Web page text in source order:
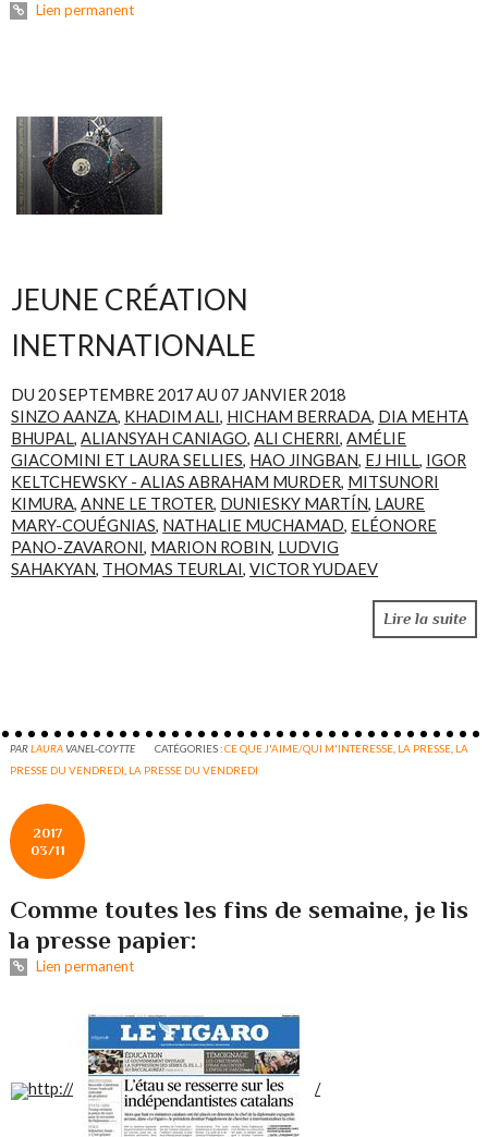
Lien permanent
JEUNE CRÉATION
INETRNATIONALE
DU20 SEPTEMBRE 2017AU07 JANVIER 2018
SINZO AANZA, KHADIM ALI, HICHAM BERRADA, DIA MEHTA
BHUPAL,ALIANSYAH CANIAGO,ALI CHERRI,AMÉLIE
GIACOMINI ET LAURA SELLIES, HAO JINGBAN, EJ HILL, IGOR
KELTCHEWSKY - ALIAS ABRAHAM MURDER, MITSUNORI
KIMURA,ANNE LE TROTER, DUNIESKY MARTÍN, LAURE
MARY-COUÉGNIAS, NATHALIE MUCHAMAD, ELÉONORE
PANO-ZAVARONI, MARION ROBIN, LUDVIG
SAHAKYAN, THOMAS TEURLAI,VICTOR YUDAEV
Lire la suite
PARLAURAVANEL-COYTTE CATÉGORIES :CE QUE J'AIME/QUI M'INTERESSE LA PRESSE LA
PRESSE DU VENDREDI LA PRESSE DU VENDREDI
2017
03/11
Comme toutes les fins de semaine, je lis
la presse papier:
Lien permanent
http:// /